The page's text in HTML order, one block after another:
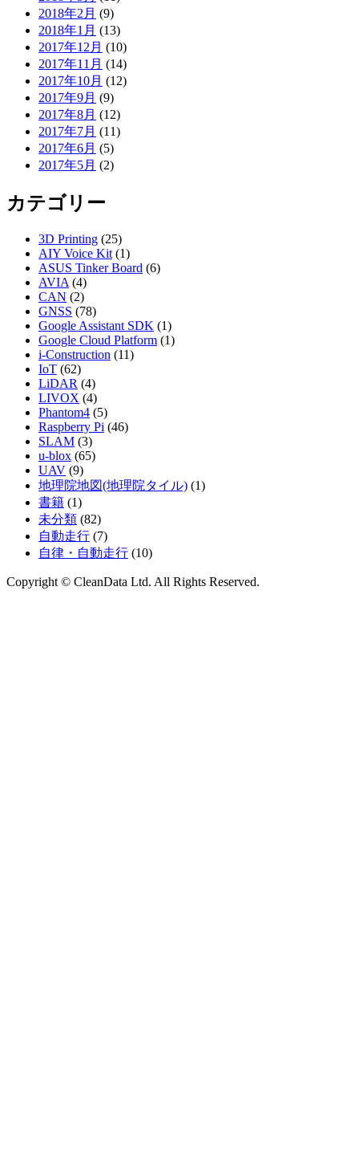
2018年2月 (9)
2018年1月 (13)
2017年12月 (10)
2017年11月 (14)
2017年10月 (12)
2017年9月 (9)
2017年8月 (12)
2017年7月 (11)
2017年6月 (5)
2017年5月 (2)
カテゴリー
3D Printing (25)
AIY Voice Kit (1)
ASUS Tinker Board (6)
AVIA (4)
CAN (2)
GNSS (78)
Google Assistant SDK (1)
Google Cloud Platform (1)
i-Construction (11)
IoT (62)
LiDAR (4)
LIVOX (4)
Phantom4 (5)
Raspberry Pi (46)
SLAM (3)
u-blox (65)
UAV (9)
地理院地図(地理院タイル) (1)
書籍 (1)
未分類 (82)
自動走行 (7)
自律・自動走行 (10)
Copyright © CleanData Ltd. All Rights Reserved.